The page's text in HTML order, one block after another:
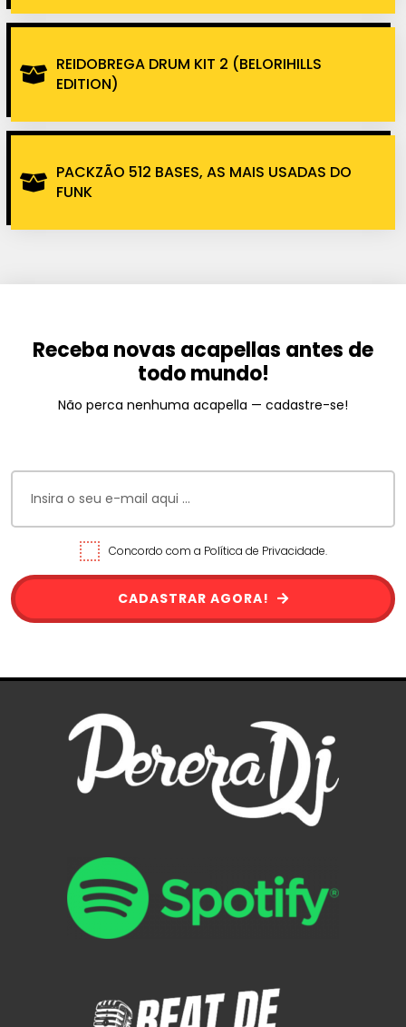
REIDOBREGA DRUM KIT 2 (BELORIHILLS
EDITION)
PACKZÃO 512 BASES, AS MAIS USADAS DO
FUNK
Receba novas acapellas antes de
todo mundo!
Não perca nenhuma acapella — cadastre-se!
Concordo com a Política de Privacidade.
CADASTRAR AGORA!